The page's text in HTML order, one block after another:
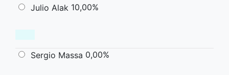
Julio Alak 10,00%
Sergio Massa 0,00%